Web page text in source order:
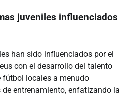
juveniles influenciados
han sido influenciados por el
con el desarrollo del talento
fútbol locales a menudo
entrenamiento, enfatizando la